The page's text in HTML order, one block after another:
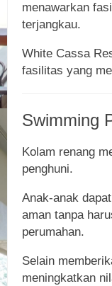
menawarkan
terjangkau.
White Cassa
fasilitas yang
Swimming
Kolam renang
penghuni.
Anak-anak
aman tanpa
perumahan.
Selain
meningkatkan